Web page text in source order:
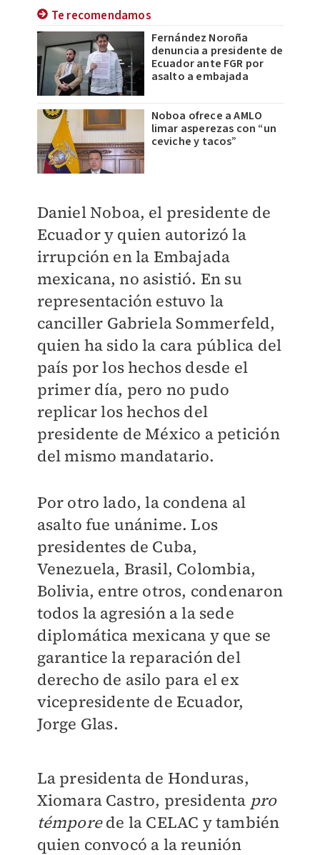
Te recomendamos
Fernández Noroña
denuncia a presidente de
Ecuador ante FGR por
asalto a embajada
Noboa ofrece a AMLO
limar asperezas con “un
ceviche y tacos”
Daniel Noboa, el presidente de
Ecuador y quien autorizó la
irrupción en la Embajada
mexicana, no asistió. En su
representación estuvo la
canciller Gabriela Sommerfeld,
quien ha sido la cara pública del
país por los hechos desde el
primer día, pero no pudo
replicar los hechos del
presidente de México a petición
del mismo mandatario.
Por otro lado, la condena al
asalto fue unánime. Los
presidentes de Cuba,
Venezuela, Brasil, Colombia,
Bolivia, entre otros, condenaron
todos la agresión a la sede
diplomática mexicana y que se
garantice la reparación del
derecho de asilo para el ex
vicepresidente de Ecuador,
Jorge Glas.
La presidenta de Honduras,
Xiomara Castro, presidenta pro
témporede la CELAC y también
quien convocó a la reunión